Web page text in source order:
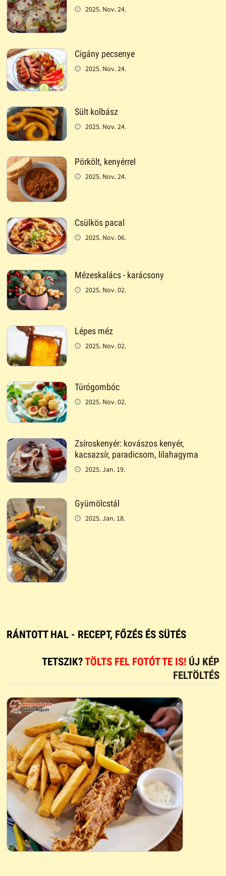
2025. Nov. 24.
Cigány pecsenye
2025. Nov. 24.
Sült kolbász
2025. Nov. 24.
Pörkölt, kenyérrel
2025. Nov. 24.
Csülkös pacal
2025. Nov. 06.
Mézeskalács - karácsony
2025. Nov. 02.
Lépes méz
2025. Nov. 02.
Túrógombóc
2025. Nov. 02.
Zsíroskenyér: kovászos kenyér,
kacsazsír, paradicsom, lilahagyma
2025. Jan. 19.
Gyümölcstál
2025. Jan. 18.
RÁNTOTT HAL - RECEPT, FŐZÉS ÉS SÜTÉS
TETSZIK?TÖLTS FEL FOTÓT TE IS! ÚJ KÉP
FELTÖLTÉS